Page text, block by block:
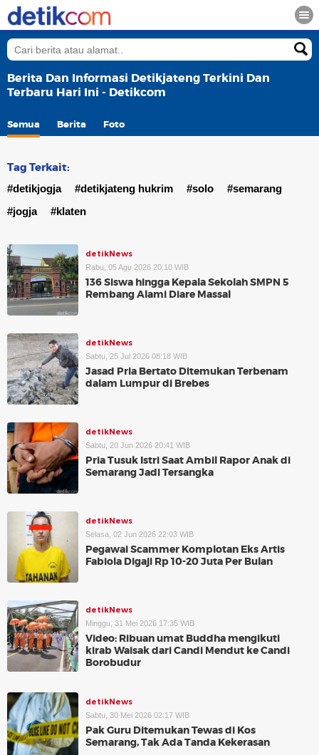
Berita Dan Informasi Detikjateng Terkini Dan
Terbaru Hari Ini - Detikcom
Semua Berita Foto
Tag Terkait:
#detikjogja #detikjateng hukrim #solo
#semarang
#jogja
#klaten
detikNews
Rabu, 05 Agu 2026 20:10 WIB
136 Siswa hingga Kepala Sekolah SMPN 5
Rembang Alami Diare Massal
detikNews
Sabtu, 25 Jul 2026 08:18 WIB
Jasad Pria Bertato Ditemukan Terbenam
dalam Lumpur di Brebes
detikNews
Sabtu, 20 Jun 2026 20:41 WIB
Pria Tusuk Istri Saat Ambil Rapor Anak di
Semarang Jadi Tersangka
detikNews
Selasa, 02 Jun 2026 22:03 WIB
Pegawai Scammer Komplotan Eks Artis
Fabiola Digaji Rp 10-20 Juta Per Bulan
detikNews
Minggu, 31 Mei 2026 17:35 WIB
Video: Ribuan umat Buddha mengikuti
kirab Waisak dari Candi Mendut ke Candi
Borobudur
detikNews
Sabtu, 30 Mei 2026 02:17 WIB
Pak Guru Ditemukan Tewas di Kos
Semarang, Tak Ada Tanda Kekerasan